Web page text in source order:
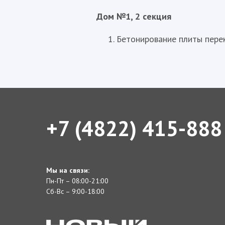
Дом №1, 2 секция
Бетонирование плиты
+7 (4822) 415-888
Мы на связи:
Пн-Пт – 08:00-21:00
Сб-Вс – 9:00-18:00